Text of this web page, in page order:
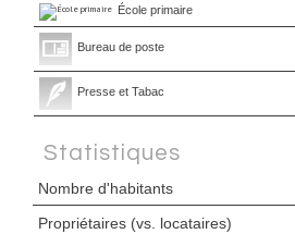
École primaire
Bureau de poste
Presse et Tabac
Statistiques
Nombre d'habitants
Propriétaires (vs. locataires)